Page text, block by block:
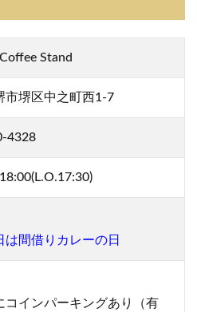
Stand
市堺区中之町西1-7
4328
は間借りカレーの日
インパーキングあり（有